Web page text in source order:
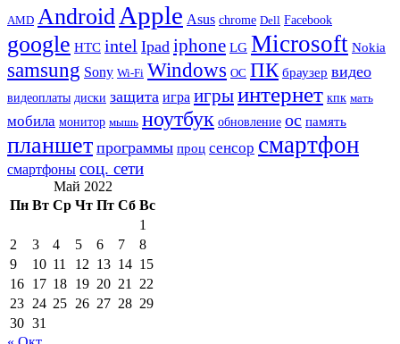
AMD AndroidApple Asus chrome Dell Facebook
google HTC intel Ipad iphone LG Microsoft Nokia
samsung Sony Wi-Fi Windows ОС ПК браузер видео
видеоплаты диски защита игра игрыинтернет кпк мать
мобила монитор мышь ноутбук обновление ос память
планшет программы проц сенсор смартфон
смартфоны соц. сети
Май 2022
Пн Вт Ср Чт Пт Сб Вс
1
2
3 4 5 6 7
8
9
10 11 12 13 14 15
16 17 18 19 20 21 22
23 24 25 26 27 28 29
30 31